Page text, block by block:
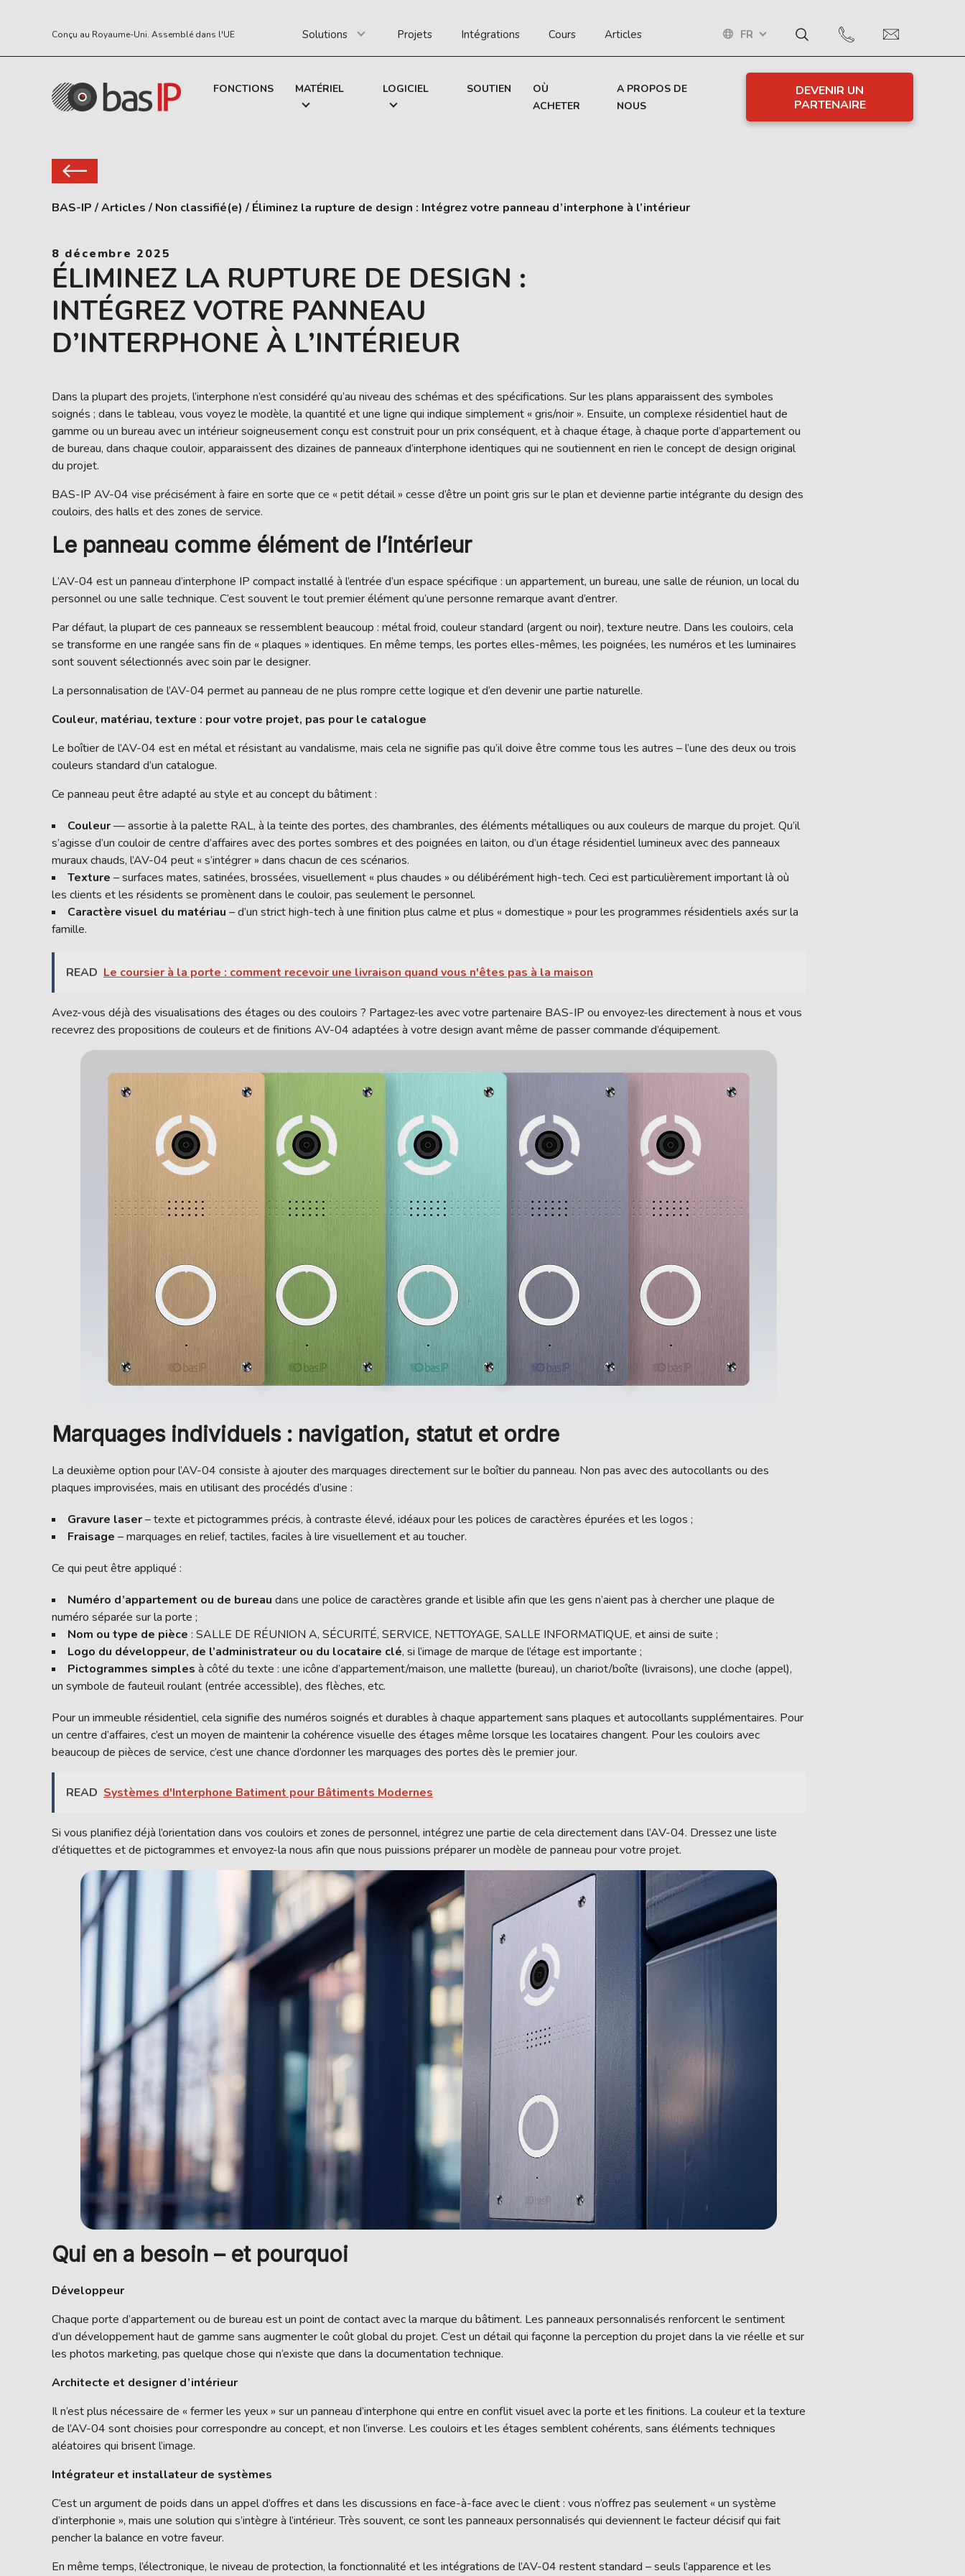
Conçu au Royaume-Uni. Assemblé dans l'UE Solutions Projets Intégrations Cours Articles FR
FONCTIONS MATÉRIEL LOGICIEL SOUTIEN
OÙ
ACHETER
A PROPOS DE
NOUS
DEVENIR UN
PARTENAIRE
BAS-IP /Articles / Non classifié(e) / Éliminez la rupture de design : Intégrez votre panneau d’interphone à l’intérieur
8 décembre 2025
ÉLIMINEZ LA RUPTURE DE DESIGN :
INTÉGREZ VOTRE PANNEAU
D’INTERPHONE À L’INTÉRIEUR
Dans la plupart des projets, l’interphone n’est considéré qu’au niveau des schémas et des spécifications. Sur les plans apparaissent des symboles
soignés ; dans le tableau, vous voyez le modèle, la quantité et une ligne qui indique simplement « gris/noir ». Ensuite, un complexe résidentiel haut de
gamme ou un bureau avec un intérieur soigneusement conçu est construit pour un prix conséquent, et à chaque étage, à chaque porte d’appartement ou
de bureau, dans chaque couloir, apparaissent des dizaines de panneaux d’interphone identiques qui ne soutiennent en rien le concept de design original
du projet.
BAS-IP AV-04 vise précisément à faire en sorte que ce « petit détail » cesse d’être un point gris sur le plan et devienne partie intégrante du design des
couloirs, des halls et des zones de service.
Le panneau comme élément de l’intérieur
L’AV-04 est un panneau d’interphone IP compact installé à l’entrée d’un espace spécifique : un appartement, un bureau, une salle de réunion, un local du
personnel ou une salle technique. C’est souvent le tout premier élément qu’une personne remarque avant d’entrer.
Par défaut, la plupart de ces panneaux se ressemblent beaucoup : métal froid, couleur standard (argent ou noir), texture neutre. Dans les couloirs, cela
se transforme en une rangée sans fin de « plaques » identiques. En même temps, les portes elles-mêmes, les poignées, les numéros et les luminaires
sont souvent sélectionnés avec soin par le designer.
La personnalisation de l’AV-04 permet au panneau de ne plus rompre cette logique et d’en devenir une partie naturelle.
Couleur, matériau, texture : pour votre projet, pas pour le catalogue
Le boîtier de l’AV-04 est en métal et résistant au vandalisme, mais cela ne signifie pas qu’il doive être comme tous les autres – l’une des deux ou trois
couleurs standard d’un catalogue.
Ce panneau peut être adapté au style et au concept du bâtiment :
Couleur— assortie à la palette RAL, à la teinte des portes, des chambranles, des éléments métalliques ou aux couleurs de marque du projet. Qu’il
s’agisse d’un couloir de centre d’affaires avec des portes sombres et des poignées en laiton, ou d’un étage résidentiel lumineux avec des panneaux
muraux chauds, l’AV-04 peut « s’intégrer » dans chacun de ces scénarios.
Texture – surfaces mates, satinées, brossées, visuellement « plus chaudes » ou délibérément high-tech. Ceci est particulièrement important là où
les clients et les résidents se promènent dans le couloir, pas seulement le personnel.
Caractère visuel du matériau – d’un strict high-tech à une finition plus calme et plus « domestique » pour les programmes résidentiels axés sur la
famille.
READ Le coursier à la porte : comment recevoir une livraison quand vous n'êtes pas à la maison
Avez-vous déjà des visualisations des étages ou des couloirs ? Partagez-les avec votre partenaire BAS-IP ou envoyez-les directement à nous et vous
recevrez des propositions de couleurs et de finitions AV-04 adaptées à votre design avant même de passer commande d’équipement.
Marquages individuels : navigation, statut et ordre
La deuxième option pour l’AV-04 consiste à ajouter des marquages directement sur le boîtier du panneau. Non pas avec des autocollants ou des
plaques improvisées, mais en utilisant des procédés d’usine :
Gravure laser– texte et pictogrammes précis, à contraste élevé, idéaux pour les polices de caractères épurées et les logos ;
Fraisage – marquages en relief, tactiles, faciles à lire visuellement et au toucher.
Ce qui peut être appliqué :
Numéro d’appartement ou de bureau dans une police de caractères grande et lisible afin que les gens n’aient pas à chercher une plaque de
numéro séparée sur la porte ;
Nom ou type de pièce : SALLE DE RÉUNION A, SÉCURITÉ, SERVICE, NETTOYAGE, SALLE INFORMATIQUE, et ainsi de suite ;
Logo du développeur, de l’administrateur ou du locataire clé, si l’image de marque de l’étage est importante ;
Pictogrammes simples à côté du texte : une icône d’appartement/maison, une mallette (bureau), un chariot/boîte (livraisons), une cloche (appel),
un symbole de fauteuil roulant (entrée accessible), des flèches, etc.
Pour un immeuble résidentiel, cela signifie des numéros soignés et durables à chaque appartement sans plaques et autocollants supplémentaires. Pour
un centre d’affaires, c’est un moyen de maintenir la cohérence visuelle des étages même lorsque les locataires changent. Pour les couloirs avec
beaucoup de pièces de service, c’est une chance d’ordonner les marquages des portes dès le premier jour.
READ Systèmes d'Interphone Batiment pour Bâtiments Modernes
Si vous planifiez déjà l’orientation dans vos couloirs et zones de personnel, intégrez une partie de cela directement dans l’AV-04. Dressez une liste
d’étiquettes et de pictogrammes et envoyez-la nous afin que nous puissions préparer un modèle de panneau pour votre projet.
Qui en a besoin – et pourquoi
Développeur
Chaque porte d’appartement ou de bureau est un point de contact avec la marque du bâtiment. Les panneaux personnalisés renforcent le sentiment
d’un développement haut de gamme sans augmenter le coût global du projet. C’est un détail qui façonne la perception du projet dans la vie réelle et sur
les photos marketing, pas quelque chose qui n’existe que dans la documentation technique.
Architecte et designer d’intérieur
Il n’est plus nécessaire de « fermer les yeux » sur un panneau d’interphone qui entre en conflit visuel avec la porte et les finitions. La couleur et la texture
de l’AV-04 sont choisies pour correspondre au concept, et non l’inverse. Les couloirs et les étages semblent cohérents, sans éléments techniques
aléatoires qui brisent l’image.
Intégrateur et installateur de systèmes
C’est un argument de poids dans un appel d’offres et dans les discussions en face-à-face avec le client : vous n’offrez pas seulement « un système
d’interphonie », mais une solution qui s’intègre à l’intérieur. Très souvent, ce sont les panneaux personnalisés qui deviennent le facteur décisif qui fait
pencher la balance en votre faveur.
En même temps, l’électronique, le niveau de protection, la fonctionnalité et les intégrations de l’AV-04 restent standard – seuls l’apparence et les